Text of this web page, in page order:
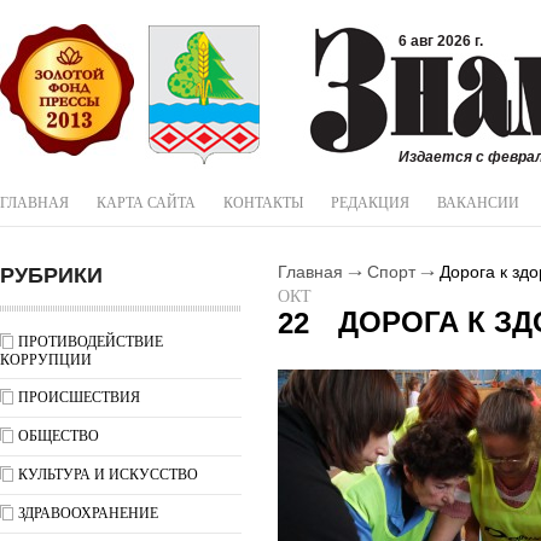
6 авг 2026 г.
Издается с
ГЛАВНАЯ КАРТА САЙТА КОНТАКТЫ РЕДАКЦИЯ ВАКАНСИИ
РУБРИКИ
ПРОТИВОДЕЙСТВИЕ
КОРРУПЦИИ
ПРОИСШЕСТВИЯ
ОБЩЕСТВО
КУЛЬТУРА И ИСКУССТВО
ЗДРАВООХРАНЕНИЕ
Главная Спорт
Дорога к
ОКТ
22 ДОРОГА К